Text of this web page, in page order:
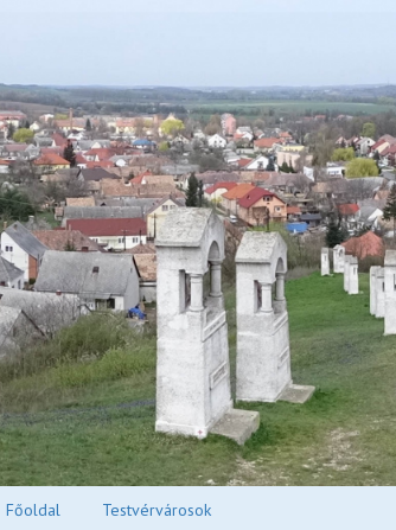
Főoldal Testvérvárosok